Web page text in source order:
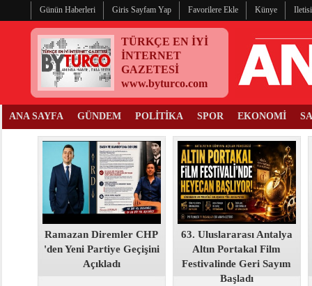
Günün Haberleri Giris Sayfam Yap Favorilere Ekle Künye
TÜRKÇE EN İYİ
İNTERNET
GAZETESİ
www.byturco.com
ANA SAYFA GÜNDEM POLİTİKA SPOR EKONOMİ
Ramazan Diremler CHP
'den Yeni Partiye Geçişini
Açıkladı
63. Uluslararası Antalya
Altın Portakal Film
Festivalinde Geri Sayım
Başladı